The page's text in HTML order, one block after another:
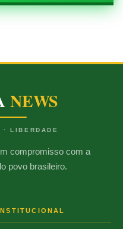
NEWS
· LIBERDADE
compromisso com a
povo brasileiro.
INSTITUCIONAL